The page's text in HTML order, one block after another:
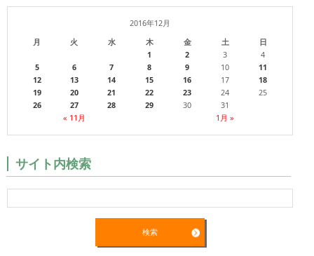
2016年12月
月
火 水 木 金 土 日
« 11月 1月 »
1 2 3
4
5
6 7 8 9 10
11
12
13 14 15 16 17
18
19
20 21 22 23 24
25
26
27 28 29 30 31
サイト内検索